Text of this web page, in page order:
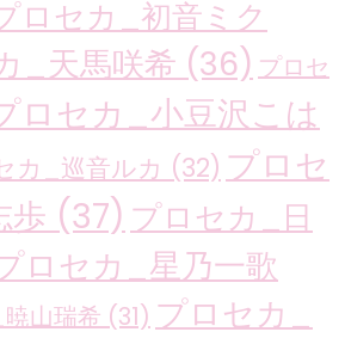
ロセカ_初音ミク
_天馬咲希 (36) プロセ
ロセカ_小豆沢こは
カ_巡音ルカ (32) プロセ
歩 (37) プロセカ_日
ロセカ_星乃一歌
山瑞希 (31) プロセカ_